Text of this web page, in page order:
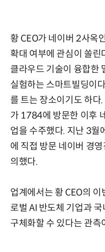
황 CEO가 네이버 2사옥
확대 여부에 관심이 쏠
클라우드 기술이 융합한
실험하는 스마트빌딩이
를 트는 장소이기도 하
가 1784에 방문한 이후
업을 수주했다. 지난 3월
에 직접 방문 네이버 경
의했다.
업계에서는 황 CEO의
로벌 AI 반도체 기업과
구체화할 수 있다는 관측